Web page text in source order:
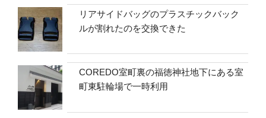
リアサイドバッグのプラスチックバック
ルが割れたのを交換できた
COREDO室町裏の福徳神社地下にある室
町東駐輪場で一時利用